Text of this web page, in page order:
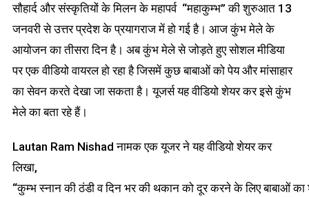
सौहार्द और संस्कृतियों के मिलन के महापर्व “महाकुम्भ” की शुरुआत 13
जनवरी से उत्तर प्रदेश के प्रयागराज में हो गई है। आज कुंभ मेले के
आयोजन का तीसरा दिन है। अब कुंभ मेले से जोड़ते हुए सोशल मीडिया
पर एक वीडियो वायरल हो रहा है जिसमें कुछ बाबाओं को पेय और मांसाहार
का सेवन करते देखा जा सकता है। यूजर्स यह वीडियो शेयर कर इसे कुंभ
मेले का बता रहे हैं।
Lautan Ram Nishad नामक एक यूजर ने यह वीडियो शेयर कर
लिखा,
“कुम्भ स्नान की ठंडी व दिन भर की थकान को दूर करने के लिए बाबाओं का